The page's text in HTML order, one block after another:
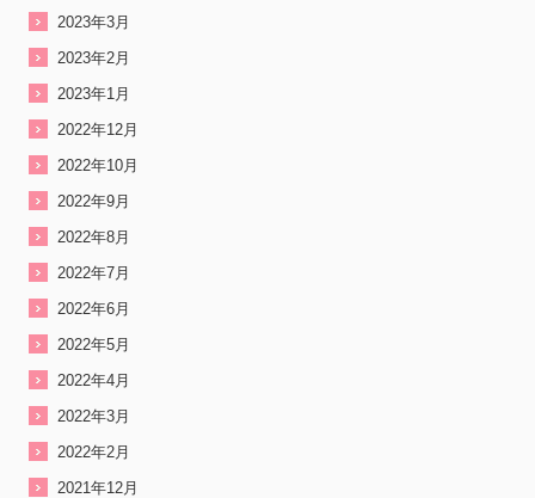
2023年3月
2023年2月
2023年1月
2022年12月
2022年10月
2022年9月
2022年8月
2022年7月
2022年6月
2022年5月
2022年4月
2022年3月
2022年2月
2021年12月